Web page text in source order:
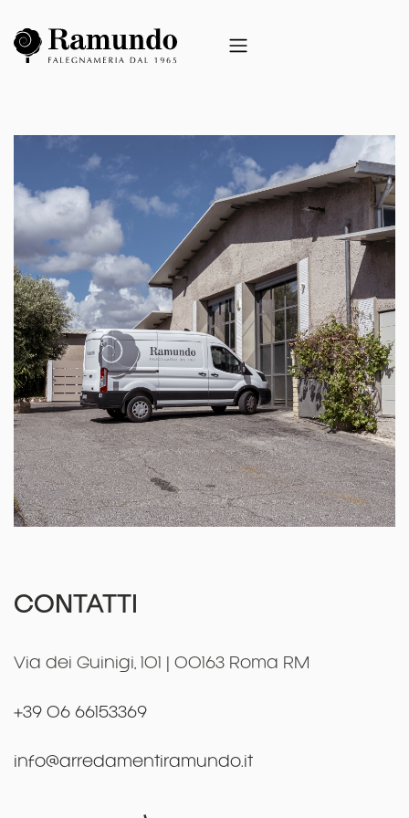
REALIZZAZIONI
CLIENTI
CONTATTI
CONTATTI
Via dei Guinigi, 101 | 00163 Roma RM
+39 06 66153369
info@arredamentiramundo.it